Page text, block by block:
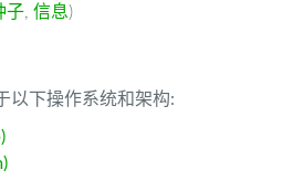
子, 信息)
以下操作系统和架构: